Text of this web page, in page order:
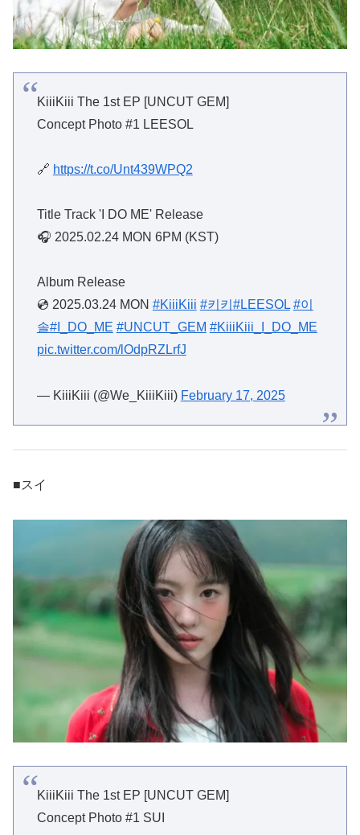
KiiiKiii The 1st EP [UNCUT GEM]
Concept Photo #1 LEESOL
🔗 https://t.co/Unt439WPQ2
Title Track 'I DO ME' Release
🎧 2025.02.24 MON 6PM (KST)
Album Release
💿 2025.03.24 MON #KiiiKiii #키키 #LEESOL #이
솔#I_DO_ME #UNCUT_GEM #KiiiKiii_I_DO_ME
pic.twitter.com/lOdpRZLrfJ
— KiiiKiii (@We_KiiiKiii) February 17, 2025
■スイ
KiiiKiii The 1st EP [UNCUT GEM]
Concept Photo #1 SUI